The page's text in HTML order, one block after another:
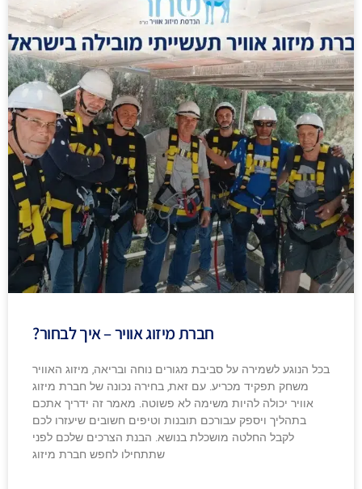
חברת מיזוג אוויר – איך לבחור?
בכל הנוגע לשמירה על סביבת מגורים נוחה ובריאה, מיזוג האוויר
משחק תפקיד מכריע. עם זאת, בחירה נכונה של חברת מיזוג
אוויר יכולה להיות משימה לא פשוטה. מאמר זה ידריך אתכם
בתהליך ויספק עבורכם תובנות וטיפים חשובים שיעזרו לכם
לקבל החלטה מושכלת בנושא. הבנת הצרכים שלכם לפני
שתתחילו לחפש חברת מיזוג